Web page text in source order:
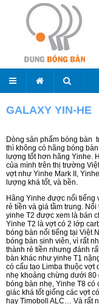
GALAXY YIN-HE
Dòng sản phẩm bóng bàn
thì không có hãng bóng
lượng tốt hơn hãng Yinhe.
của mình trên thị trường
vợt như Yinhe Mark II,
lượng khá tốt, và bền.
Hãng Yinhe được nổi tiếng
rẻ tiền và giá tầm trung.
yinhe T2 được xem là bán
Yinhe T2 là vợt có 2 lớp
bóng bàn nổi tiếng tại Việt
bóng bàn sinh viên, vì rất
thành rẻ tiền nhưng đánh
bàn khác như yinhe T1
có cấu tạo Limba thuộc vợt
nhẹ khoảng chừng dưới
bóng bàn nhẹ, Yinhe T8 có
giác khá tốt giống các vợt
hay Timoboll ALC… Và rất